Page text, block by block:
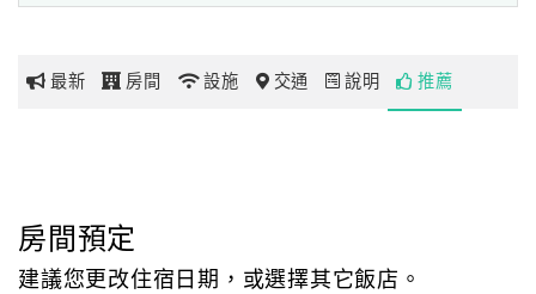
玩
地
圖
最新 房間 設施 交通 說明 推薦
房間預定
建議您更改住宿日期，或選擇其它飯店。